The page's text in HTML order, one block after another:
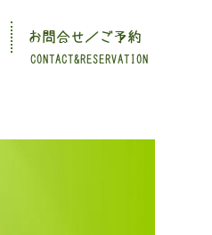
CONTACT&RESERVATION
お問合せ／ご予約